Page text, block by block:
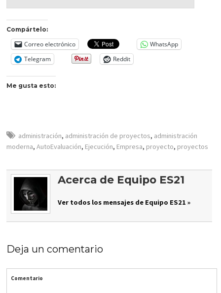
Compártelo:
Correo electrónico
WhatsApp
Telegram
Reddit
Me gusta esto:
administración, administración de proyectos, administración
moderna,AutoEvaluación, Ejecución, Empresa, proyecto, proyectos
Acerca de Equipo ES21
Ver todos los mensajes de Equipo ES21 »
Deja un comentario
Comentario